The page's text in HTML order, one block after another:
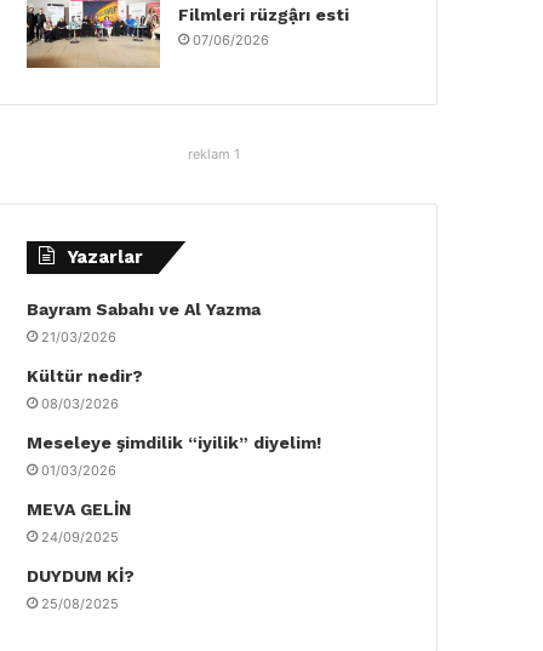
Filmleri rüzgậrı esti
07/06/2026
reklam 1
Yazarlar
Bayram Sabahı ve Al Yazma
21/03/2026
Kültür nedir?
08/03/2026
Meseleye şimdilik “iyilik” diyelim!
01/03/2026
MEVA GELİN
24/09/2025
DUYDUM Kİ?
25/08/2025